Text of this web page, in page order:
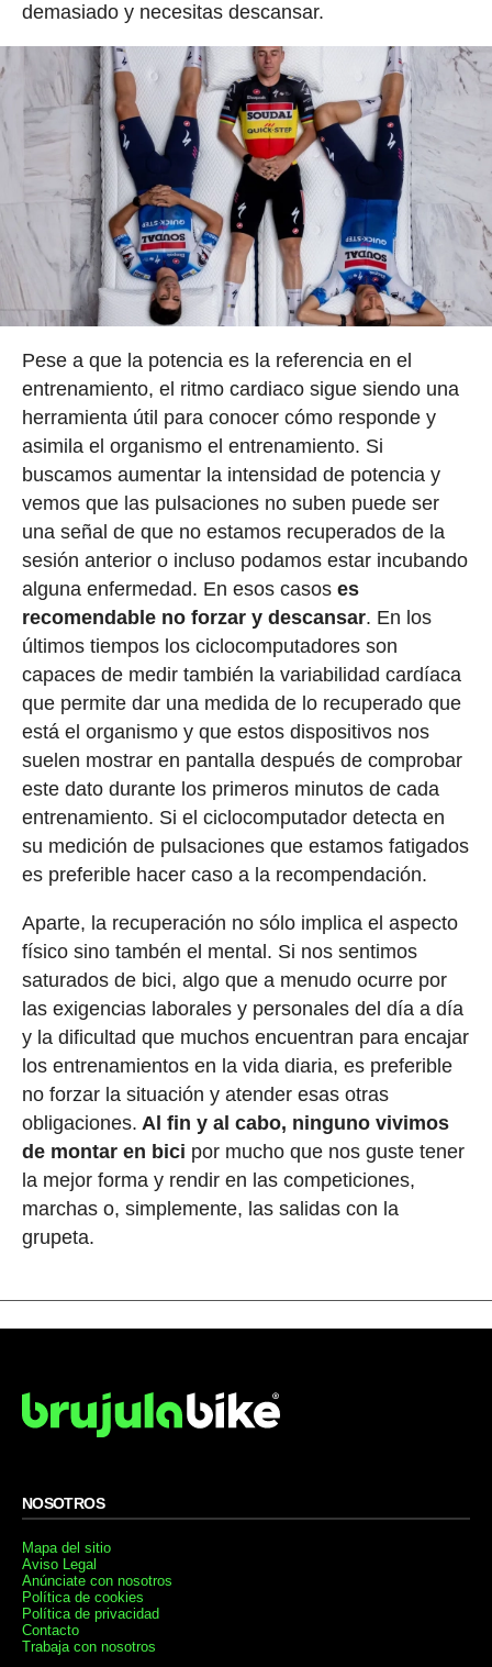
demasiado y necesitas descansar.
Pese a que la potencia es la referencia en el
entrenamiento, el ritmo cardiaco sigue siendo una
herramienta útil para conocer cómo responde y
asimila el organismo el entrenamiento. Si
buscamos aumentar la intensidad de potencia y
vemos que las pulsaciones no suben puede ser
una señal de que no estamos recuperados de la
sesión anterior o incluso podamos estar incubando
alguna enfermedad. En esos casos es
recomendable no forzar y descansar. En los
últimos tiempos los ciclocomputadores son
capaces de medir también la variabilidad cardíaca
que permite dar una medida de lo recuperado que
está el organismo y que estos dispositivos nos
suelen mostrar en pantalla después de comprobar
este dato durante los primeros minutos de cada
entrenamiento. Si el ciclocomputador detecta en
su medición de pulsaciones que estamos fatigados
es preferible hacer caso a la recompendación.
Aparte, la recuperación no sólo implica el aspecto
físico sino tambén el mental. Si nos sentimos
saturados de bici, algo que a menudo ocurre por
las exigencias laborales y personales del día a día
y la dificultad que muchos encuentran para encajar
los entrenamientos en la vida diaria, es preferible
no forzar la situación y atender esas otras
obligaciones. Al fin y al cabo, ninguno vivimos
de montar en bici por mucho que nos guste tener
la mejor forma y rendir en las competiciones,
marchas o, simplemente, las salidas con la
grupeta.
NOSOTROS
Mapa del sitio
Aviso Legal
Anúnciate con nosotros
Política de cookies
Política de privacidad
Contacto
Trabaja con nosotros